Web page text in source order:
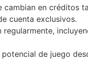
cambian en créditos
cuenta exclusivos.
regularmente,
de juego